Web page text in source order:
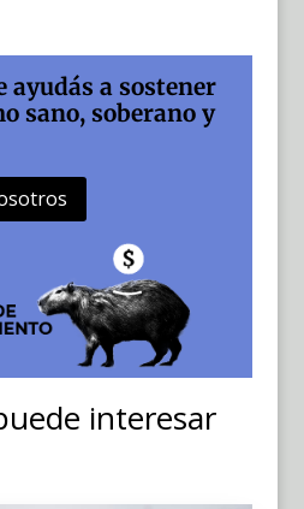
ayudás a sostener
sano, soberano y
interesar